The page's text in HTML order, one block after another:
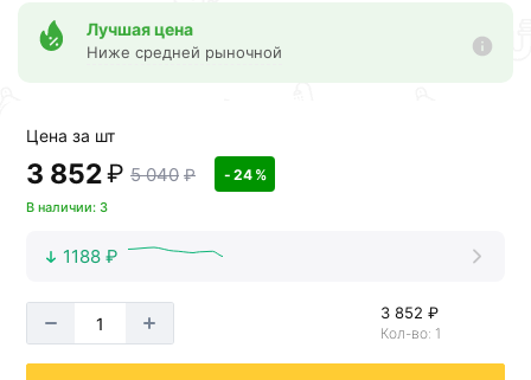
Лучшая цена
Ниже средней рыночной
Цена за шт
3 852₽ 5 040 ₽ - 24 %
В наличии: 3
1188 ₽
3 852 ₽
Кол-во: 1